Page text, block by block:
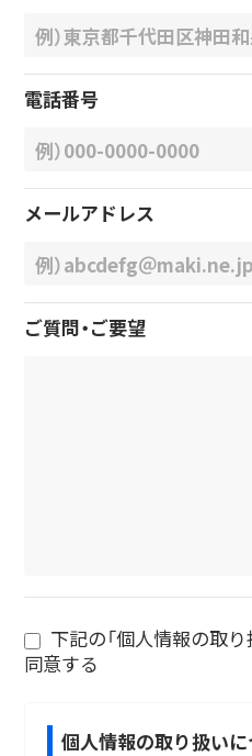
電話番号
メールアドレス
ご質問・ご要望
下記の「個人情報の取り
同意する
個人情報の取り扱いに